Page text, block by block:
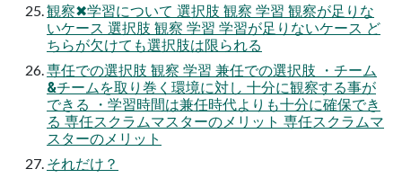
観察✖学習について 選択肢 観察 学習 観察が足りな
いケース 選択肢 観察 学習 学習が足りないケース ど
ちらが欠けても選択肢は限られる
専任での選択肢 観察 学習 兼任での選択肢 ・チーム
&チームを取り巻く環境に対し 十分に観察する事が
できる ・学習時間は兼任時代よりも十分に確保でき
る 専任スクラムマスターのメリット 専任スクラムマ
スターのメリット
それだけ？